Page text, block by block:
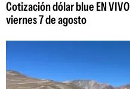
Cotización dólar blue EN
viernes 7 de agosto